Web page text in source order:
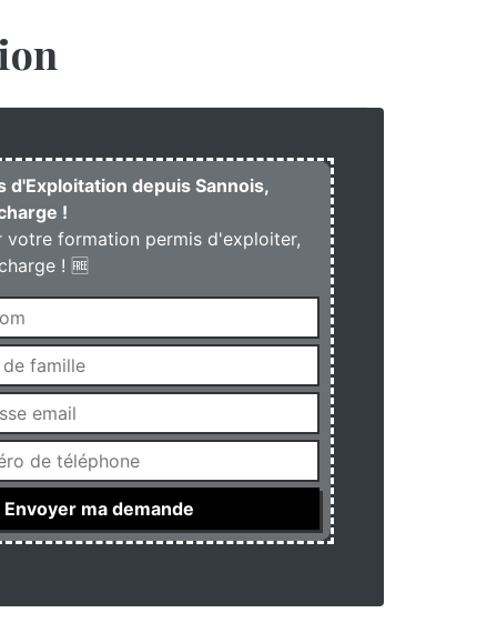
d'Exploitation depuis Sannois,
!
votre formation permis d'exploiter,
! 🆓